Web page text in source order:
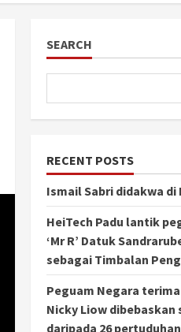
SEARCH
RECENT POSTS
Ismail Sabri didakwa di
HeiTech Padu lantik
‘Mr R’ Datuk
sebagai Timbalan
Peguam Negara
Nicky Liow dibebaskan
daripada 26